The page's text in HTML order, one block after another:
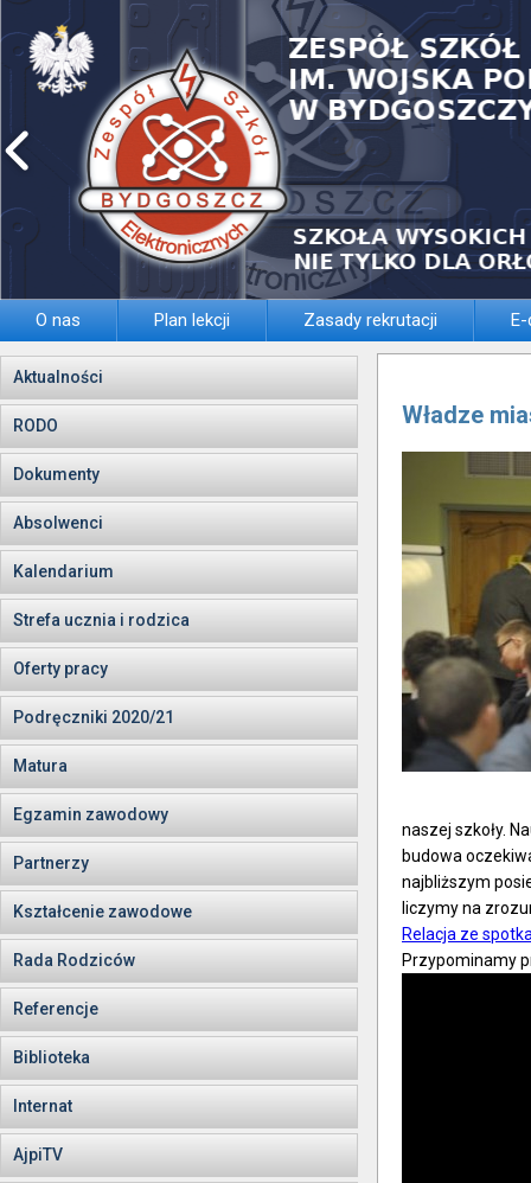
O nas Plan lekcji Zasady rekrutacji
Aktualności
RODO
Dokumenty
Absolwenci
Kalendarium
Strefa ucznia i rodzica
Oferty pracy
Podręczniki 2020/21
Matura
Egzamin zawodowy
Partnerzy
Kształcenie zawodowe
Rada Rodziców
Referencje
Biblioteka
Internat
AjpiTV
Władze
naszej szkoły.
budowa
najbliższym
liczymy na
Relacja ze
Przypominamy